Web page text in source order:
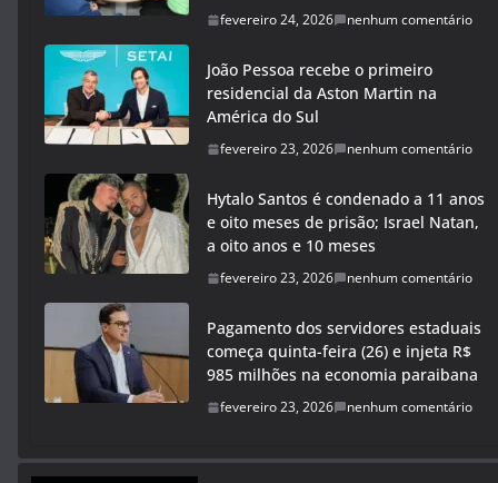
fevereiro 24, 2026 nenhum comentário
João Pessoa recebe o primeiro
residencial da Aston Martin na
América do Sul
fevereiro 23, 2026 nenhum comentário
Hytalo Santos é condenado a 11 anos
e oito meses de prisão; Israel Natan,
a oito anos e 10 meses
fevereiro 23, 2026 nenhum comentário
Pagamento dos servidores estaduais
começa quinta-feira (26) e injeta R$
985 milhões na economia paraibana
fevereiro 23, 2026 nenhum comentário